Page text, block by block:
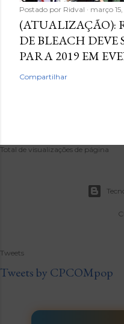
Postado por Ridval março
(ATUALIZAÇÃO):
DE BLEACH
PARA 2019 EM
Compartilhar
Total de visualizações de página
Tweets
Tweets by CPCOMpop